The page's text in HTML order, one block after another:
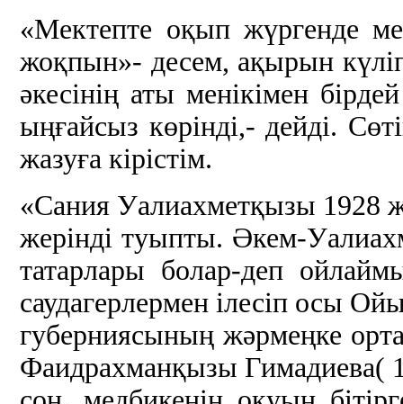
«Мектепте оқып жүргенде мен
жоқпын»- десем, ақырын
әкесінің аты менікімен
ыңғайсыз көрінді,- дейді.
жазуға кірістім.
«Сания Уалиахметқызы
жерінді туыпты. Әкем-
татарлары болар-деп
саудагерлермен ілесіп осы
губерниясының жәрмеңке
Фаидрахманқызы Гимадиева(